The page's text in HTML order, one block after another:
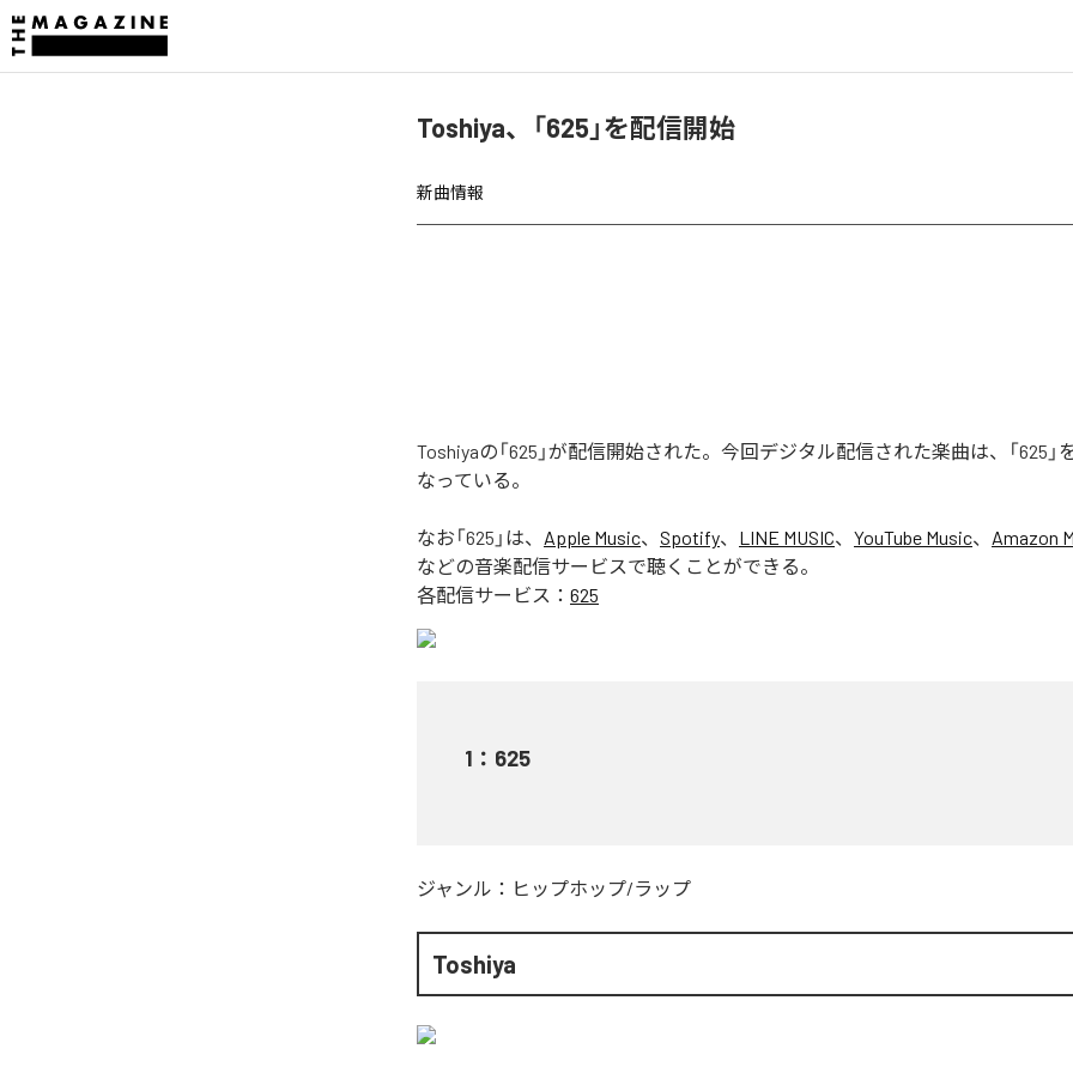
Toshiya、「625」を配信開始
新曲情報
Toshiyaの「625」が配信開始された。今回デジタル配信された楽曲は、「625」
なっている。
なお「625 」は、 Apple Music、 Spotify、 LINE MUSIC、 YouTube Music、 Amazon
などの音楽配信サービスで聴くことができる。
各配信サービス： 625
1 ： 625
ジャンル： ヒップホップ/ラップ
Toshiya